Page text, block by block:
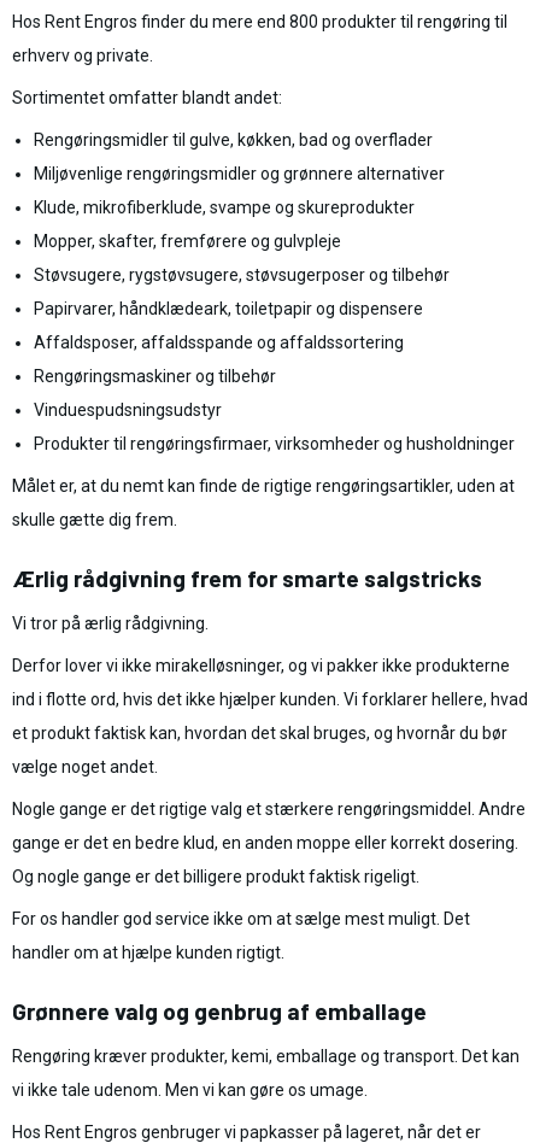
Hos Rent Engros finder du mere end 800 produkter til rengøring til
erhverv og private.
Sortimentet omfatter blandt andet:
Rengøringsmidler til gulve, køkken, bad og overflader
Miljøvenlige rengøringsmidler og grønnere alternativer
Klude, mikrofiberklude, svampe og skureprodukter
Mopper, skafter, fremførere og gulvpleje
Støvsugere, rygstøvsugere, støvsugerposer og tilbehør
Papirvarer, håndklædeark, toiletpapir og dispensere
Affaldsposer, affaldsspande og affaldssortering
Rengøringsmaskiner og tilbehør
Vinduespudsningsudstyr
Produkter til rengøringsfirmaer, virksomheder og husholdninger
Målet er, at du nemt kan finde de rigtige rengøringsartikler, uden at
skulle gætte dig frem.
Ærlig rådgivning frem for smarte salgstricks
Vi tror på ærlig rådgivning.
Derfor lover vi ikke mirakelløsninger, og vi pakker ikke produkterne
ind i flotte ord, hvis det ikke hjælper kunden. Vi forklarer hellere, hvad
et produkt faktisk kan, hvordan det skal bruges, og hvornår du bør
vælge noget andet.
Nogle gange er det rigtige valg et stærkere rengøringsmiddel. Andre
gange er det en bedre klud, en anden moppe eller korrekt dosering.
Og nogle gange er det billigere produkt faktisk rigeligt.
For os handler god service ikke om at sælge mest muligt. Det
handler om at hjælpe kunden rigtigt.
Grønnere valg og genbrug af emballage
Rengøring kræver produkter, kemi, emballage og transport. Det kan
vi ikke tale udenom. Men vi kan gøre os umage.
Hos Rent Engros genbruger vi papkasser på lageret, når det er